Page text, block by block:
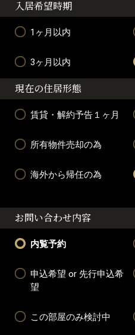
入居希望時期
1ヶ月以内
3ヶ月以内
現在の住居形態
賃貸・解約予告１ヶ月
所有物件売却の為
海外から帰任の為
お問い合わせ内容
内覧予約
申込希望 or 先行申込希
望
この部屋のみ検討中